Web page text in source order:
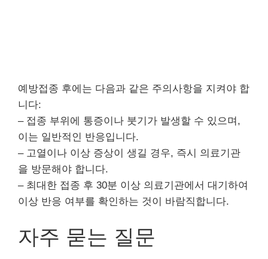
예방접종 후에는 다음과 같은 주의사항을 지켜야 합
니다:
– 접종 부위에 통증이나 붓기가 발생할 수 있으며,
이는 일반적인 반응입니다.
– 고열이나 이상 증상이 생길 경우, 즉시 의료기관
을 방문해야 합니다.
– 최대한 접종 후 30분 이상 의료기관에서 대기하여
이상 반응 여부를 확인하는 것이 바람직합니다.
자주 묻는 질문